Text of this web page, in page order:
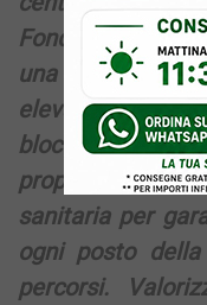
Fondo Sanitario
una regionale
elevati.
bloccano nuove
propone di
sanitaria per
ogni posto
percorsi.